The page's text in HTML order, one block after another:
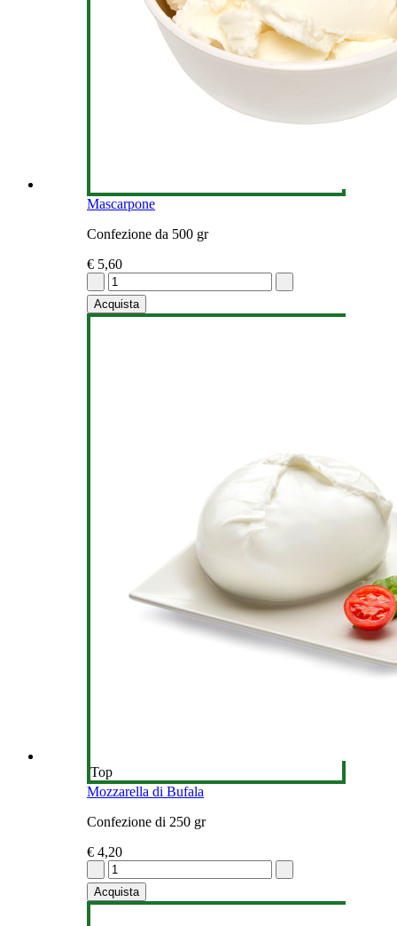
Mascarpone
Confezione da 500 gr
€ 5,60
Acquista
Top
Mozzarella di Bufala
Confezione di 250 gr
€ 4,20
Acquista